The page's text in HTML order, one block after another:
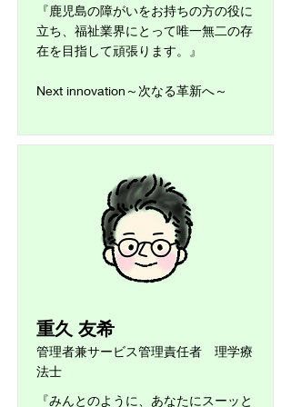
『鹿児島の障がいをお持ちの方の役に
立ち、福祉業界にとって唯一無二の存
在を目指して頑張ります。』
Next innovation～次なる革新へ～
重久 友希
管理者兼サービス管理責任者 理学療
法士
​『みんとのように、あなたにスーッと